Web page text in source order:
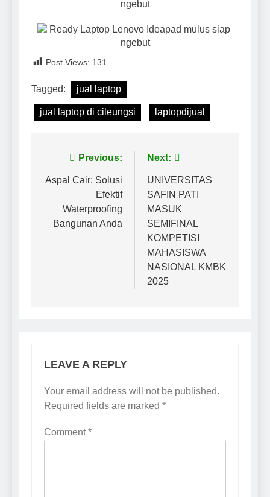
Post Views: 131
Tagged: jual laptop
jual laptop di cileungsi laptopdijual
Previous:
Aspal Cair: Solusi
Efektif
Waterproofing
Bangunan Anda
Next:
UNIVERSITAS
SAFIN PATI
MASUK
SEMIFINAL
KOMPETISI
MAHASISWA
NASIONAL KMBK
2025
LEAVE A REPLY
Your email address will not be published.
Required fields are marked *
Comment*